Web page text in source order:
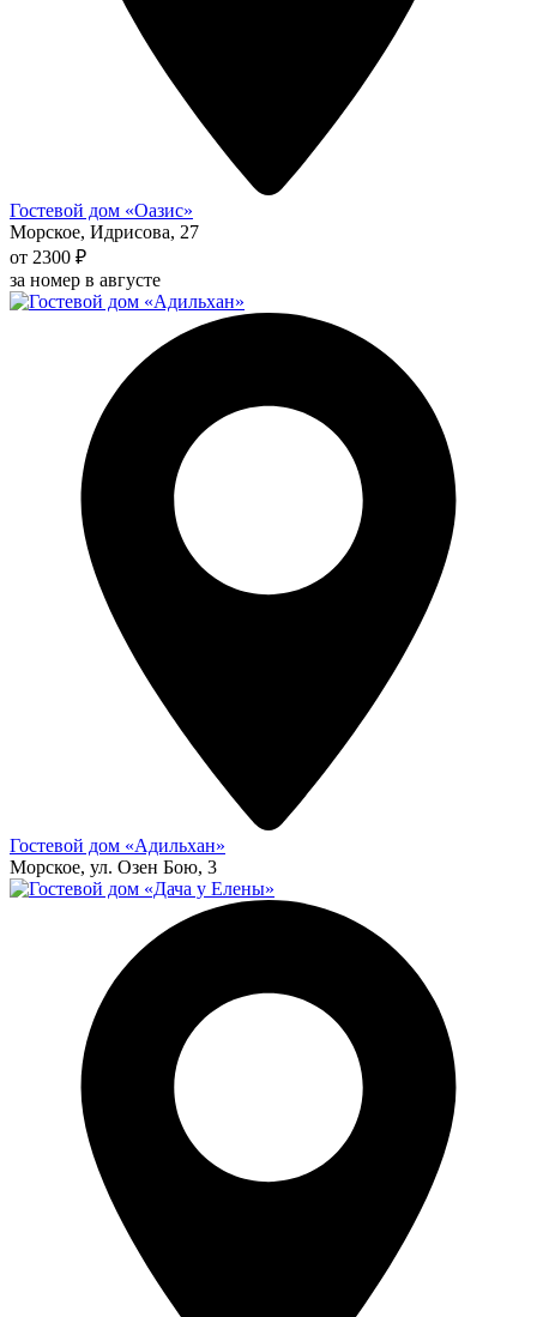
Гостевой дом «Оазис»
Морское, Идрисова, 27
от 2300 ₽
за номер в августе
Гостевой дом «Адильхан»
Морское, ул. Озен Бою, 3